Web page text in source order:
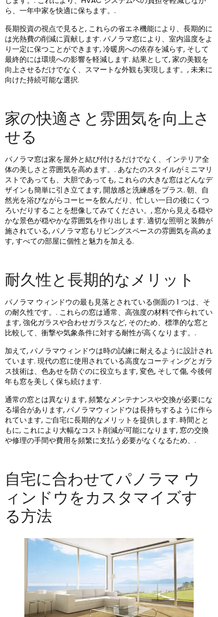
ら、一年中家を快適に保ちます。.
長期投資の視点で見ると, これらの省エネ機能により、長期的に
は光熱費の削減に貢献します. パノラマ窓により、室内温度をよ
り一定に保つことができます, 冷暖房への依存を減らす, そして
最終的には環境への影響を軽減します. 結果として, 家の美観を
向上させるだけでなく、スマートな外観も実現します。, 未来に
向けた持続可能な選択.
家の快適さと雰囲気を向上さ
せる
パノラマ窓は家を屋外と結び付けるだけでなく、インテリア全
体の美しさと雰囲気を高めます。. あなたのスタイルがミニマリ
ストであっても、大胆であっても, これらの大きな窓はどんなデ
ザインも簡単に引き立てます, 開放感と洗練感をプラス. 朝、自
然光を浴びながらコーヒーを飲んだり、忙しい一日の後にくつ
ろいだりすることを想像してみてください。, 窓から見える穏や
かな景色が穏やかな雰囲気を作り出します. 適切な照明と装飾が
施されている, パノラマ窓もリビングスペースの雰囲気を高めま
す, すべての部屋に個性と魅力を加える.
耐久性と長期的なメリット
パノラマ ウィンドウの最も見落とされている側面の 1 つは、そ
の耐久性です。. これらの窓は通常、高強度の材料で作られてい
ます, 強化ガラスや合わせガラスなど, そのため、標準的な窓と
比較して、衝撃や気象条件に対する耐性が高くなります。.
加えて, パノラマウィンドウは時の試練に耐えるように設計され
ています. 現代の窓に使用されている高度なコーティングとガラ
ス技術は、色あせを防ぐのに役立ちます, 変色, そして傷, 今後何
年も窓を美しく保ち続けます.
通常の窓とは異なります, 頻繁なメンテナンスや交換が必要にな
る場合があります, パノラマウィンドウは長持ちするように作ら
れています, ご自宅に長期的なメリットを提供します. 時間とと
もに, これにより大幅なコスト削減が可能になります, 窓の交換
や修理の手間や費用を頻繁に支払う必要がなくなるため、.
自宅に合わせてパノラマ ウ
ィンドウをカスタマイズす
る方法